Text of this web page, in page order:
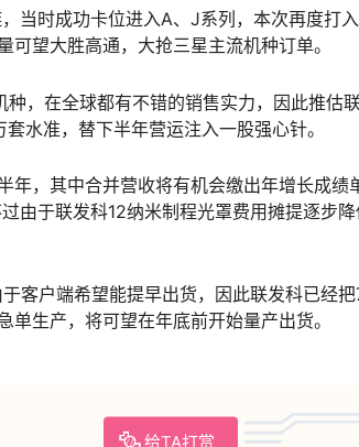
当时成功卡位进入A、J系列，本次再度打
望大胜高通，大抢三星主流机种订单。
，在全球都有不错的销售实力，因此推估
水准，替下半年营运注入一股强心针。
年，其中合并营收将有机会缴出年增长成绩
由于联发科12纳米制程光罩费用摊提逐步
客户端希望能提早出货，因此联发科已经
生产，将可望在年底前开始量产出货。
给TA打赏